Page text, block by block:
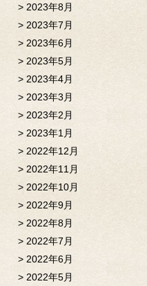
2023年8月
2023年7月
2023年6月
2023年5月
2023年4月
2023年3月
2023年2月
2023年1月
2022年12月
2022年11月
2022年10月
2022年9月
2022年8月
2022年7月
2022年6月
2022年5月